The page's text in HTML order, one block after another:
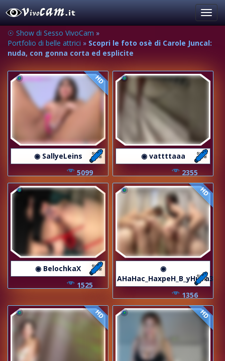
☉ Show di Sesso VivoCam »
Portfolio di belle attrici » Scopri le foto osè di Carole Juncal:
nuda, con gonna corta ed esplicite
HD
◉ SallyeLeins
5099
◉ vattttaaa
2355
◉ BelochkaX
1525
HD
◉
AHaHac_HaxpeH_B_yHuTa3
1356
HD HD